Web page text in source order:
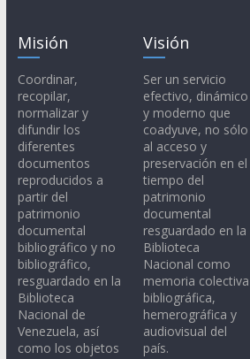
Misión
Coordinar,
recopilar,
normalizar y
difundir los
diferentes
documentos
reproducidos a
partir del
patrimonio
documental
bibliográfico y no
bibliográfico,
resguardado en la
Biblioteca
Nacional de
Venezuela, así
como los objetos
Visión
Ser un servicio
efectivo, dinámico
y moderno que
coadyuve, no sólo
al acceso y
preservación en el
tiempo del
patrimonio
documental
resguardado en la
Biblioteca
Nacional como
memoria colectiva
bibliográfica,
hemerográfica y
audiovisual del
país.